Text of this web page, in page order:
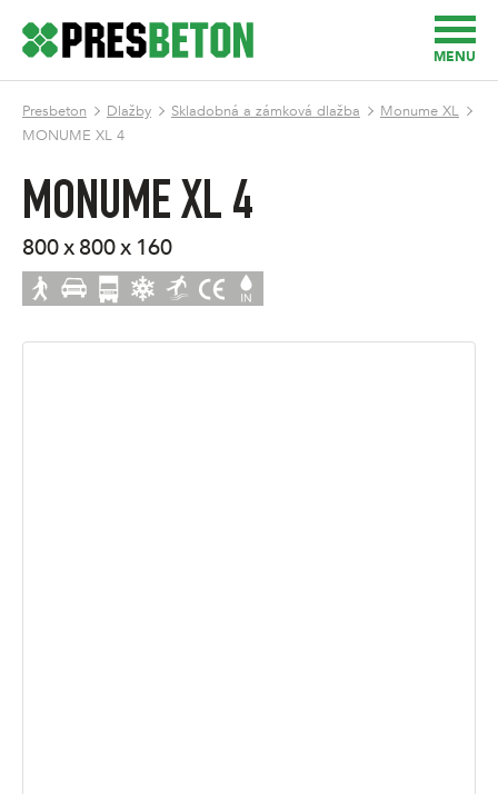
MENU
Presbeton Dlažby Skladobná a zámková dlažba
Monume XL
MONUME XL 4
MONUME XL 4
800 x 800 x 160